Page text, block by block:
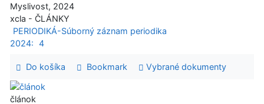
Myslivost, 2024
xcla - ČLÁNKY
PERIODIKÁ-Súborný záznam periodika
2024: 4
Do košíka Bookmark Vybrané dokumenty
článok